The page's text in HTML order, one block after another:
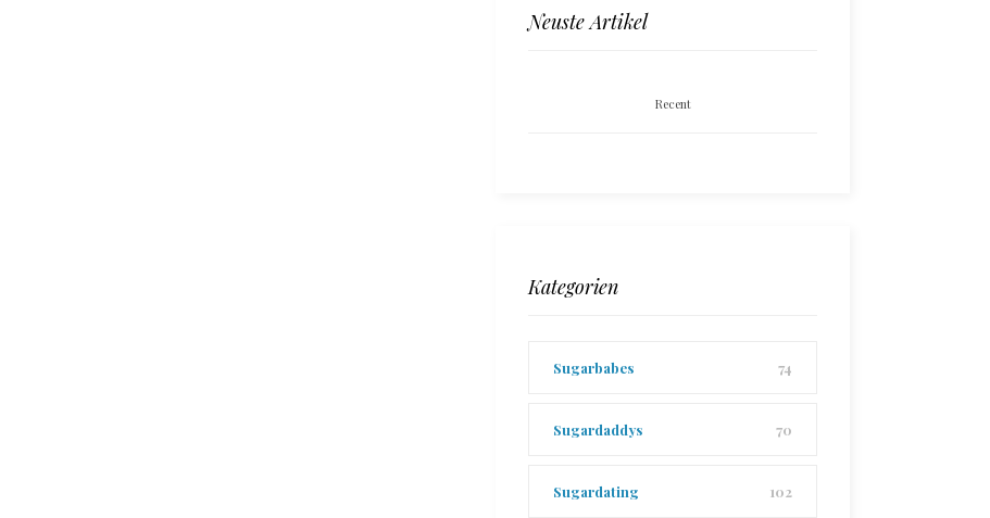
Neuste Artikel
Recent
Kategorien
Sugarbabes 74
Sugardaddys 70
Sugardating 102